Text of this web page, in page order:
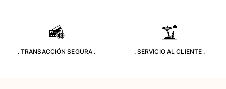
Trajes de baño mágicos
Ver todo Trajes de baño
Pret-a-porter
. TRANSACCIÓN SEGURA . . SERVICIO AL CLIENTE .